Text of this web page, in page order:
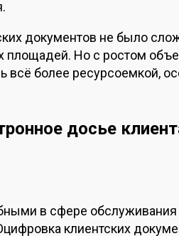
документов не было
площадей. Но с ростом
всё более ресурсоемкой,
досье
в сфере
клиентских